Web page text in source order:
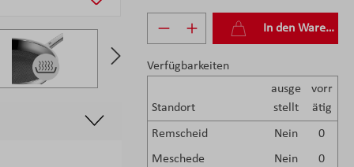
Produkt Anzahl: Gib den
In den Warenkorb
Verfügbarkeiten
Standort
ausge
stellt
vorr
ätig
Remscheid Nein
0
Meschede
Nein
0